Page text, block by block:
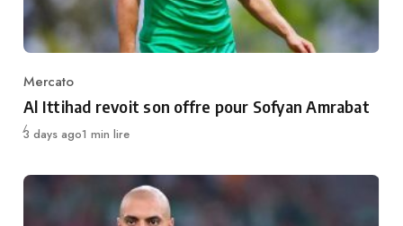
Category
Mercato
Al Ittihad revoit son offre pour Sofyan Amrabat
Publié
3 days ago1 min lire